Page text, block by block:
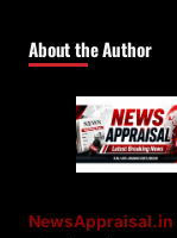
About the Author
NewsAppraisal.in